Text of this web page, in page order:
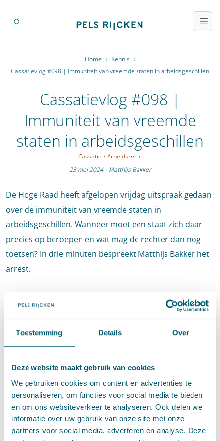
Toestemming Details Over
Deze website maakt gebruik van cookies
We gebruiken cookies om content en advertenties te
personaliseren, om functies voor social media te bieden
en om ons websiteverkeer te analyseren. Ook delen we
informatie over uw gebruik van onze site met onze
partners voor social media, adverteren en analyse. Deze
Home › Kennis ›
Cassatievlog #098 | Immuniteit van vreemde staten in arbeidsgeschillen
Cassatievlog #098 |
Immuniteit van vreemde
staten in arbeidsgeschillen
Cassatie · Arbeidsrecht
23 mei 2024 · Matthijs Bakker
De Hoge Raad heeft afgelopen vrijdag uitspraak gedaan
over de immuniteit van vreemde staten in
arbeidsgeschillen. Wanneer moet een staat zich daar
precies op beroepen en wat mag de rechter dan nog
toetsen? In drie minuten bespreekt Matthijs Bakker het
arrest.
worden toegestaan.
Hoge Raad 17 mei 2024, ECLI:NL:HR:2024:727